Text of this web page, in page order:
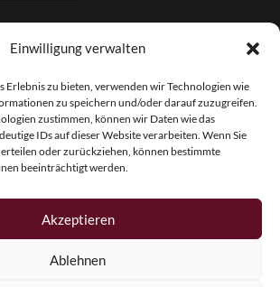
Einwilligung verwalten
Erlebnis zu bieten, verwenden wir Technologien wie
zu speichern und/oder darauf zuzugreifen.
zustimmen, können wir Daten wie das
IDs auf dieser Website verarbeiten. Wenn Sie
oder zurückziehen, können bestimmte
beeinträchtigt werden.
Akzeptieren
Ablehnen
3
91 97 79
Magic Garden Paeonies. Rottaler